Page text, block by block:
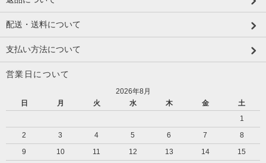
配送・送料について
支払い方法について
営業日について
2026年8月
日
月 火 水 木 金
土
1
2
3 4 5 6 7
8
9
10 11 12 13 14
15